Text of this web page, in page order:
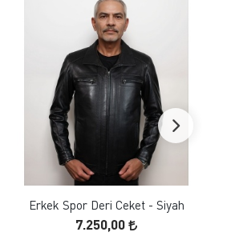
FAVORILERE EKLE
ÜRÜN İNCELE
Erkek Spor Deri Ceket - Siyah
7.250,00